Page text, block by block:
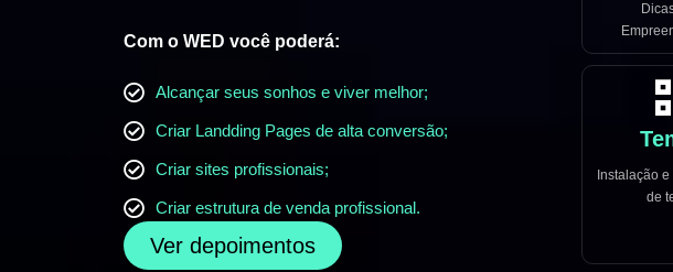
Com o WED você poderá:
Alcançar seus sonhos e viver melhor;
Criar Landding Pages de alta conversão;
Criar sites profissionais;
Criar estrutura de venda profissional.
Ver depoimentos
Instalação
de